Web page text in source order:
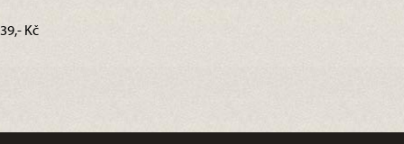
39,- Kč